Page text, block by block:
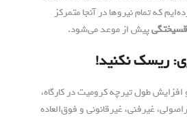
که تمام نیروها در آنجا متمرکز
قسیختگیپیش از موعد می‌شود.
ریسک نکنید!
طول تیرچه کرومیت در کارگاه،
غیرفنی، غیرقانونی و فوق‌العاده